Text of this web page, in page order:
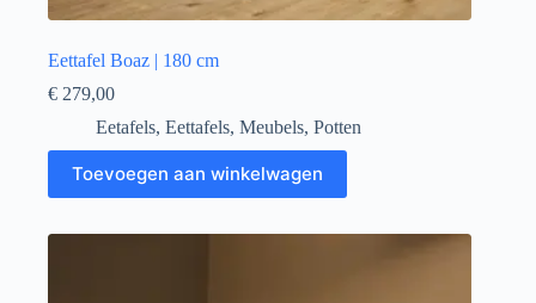
Eettafel Boaz | 180 cm
€ 279,00
Eetafels, Eettafels, Meubels, Potten
Toevoegen aan winkelwagen